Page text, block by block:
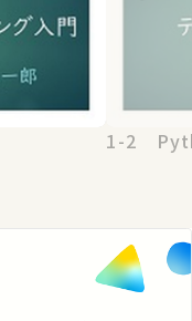
1-2